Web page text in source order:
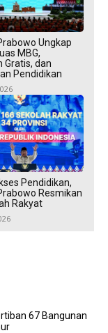
Ungkap
MBG,
Gratis, dan
Pendidikan
Pendidikan,
Resmikan
Rakyat
67 Bangunan